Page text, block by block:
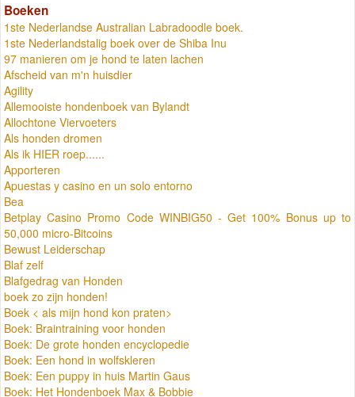
Boeken
1ste Nederlandse Australian Labradoodle boek.
1ste Nederlandstalig boek over de Shiba Inu
97 manieren om je hond te laten lachen
Afscheid van m'n huisdier
Agility
Allemooiste hondenboek van Bylandt
Allochtone Viervoeters
Als honden dromen
Als ik HIER roep......
Apporteren
Apuestas y casino en un solo entorno
Bea
Betplay Casino Promo Code WINBIG50 - Get 100% Bonus up to
50,000 micro-Bitcoins
Bewust Leiderschap
Blaf zelf
Blafgedrag van Honden
boek zo zijn honden!
Boek < als mijn hond kon praten>
Boek: Braintraining voor honden
Boek: De grote honden encyclopedie
Boek: Een hond in wolfskleren
Boek: Een puppy in huis Martin Gaus
Boek: Het Hondenboek Max & Bobbie